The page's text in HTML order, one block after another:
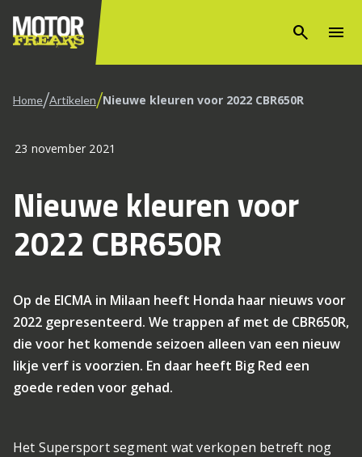
search menu
Home/Artikelen/Nieuwe kleuren voor 2022 CBR650R
23 november 2021
Nieuwe kleuren voor
2022 CBR650R
Op de EICMA in Milaan heeft Honda haar nieuws voor
2022 gepresenteerd. We trappen af met de CBR650R,
die voor het komende seizoen alleen van een nieuw
likje verf is voorzien. En daar heeft Big Red een
goede reden voor gehad.
Het Supersport segment wat verkopen betreft nog